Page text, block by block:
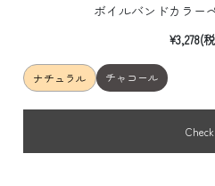
ボイルバンドカラー
¥3,278(
ナチュラル チャコール
Check